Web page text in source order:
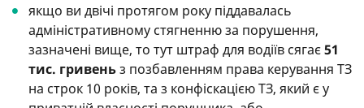
якщо ви двічі протягом року піддавалась
адміністративному стягненню за порушення,
зазначені вище, то тут штраф для водіїв сягає51
тис. гривеньз позбавленням права керування ТЗ
на строк 10 років, та з конфіскацією ТЗ, який є у